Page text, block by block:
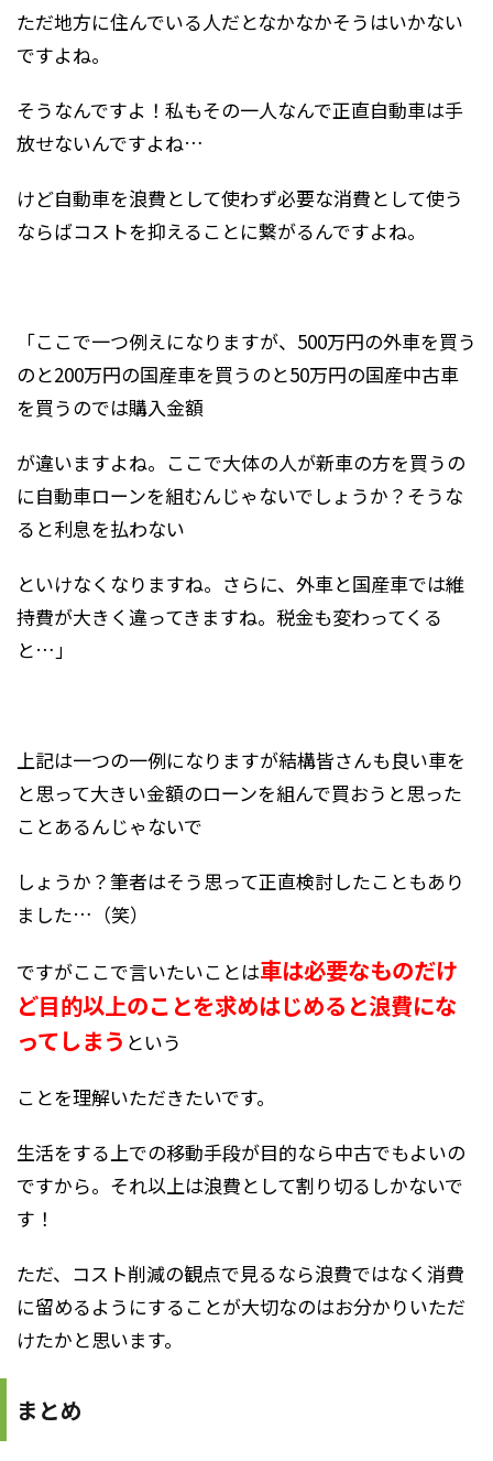
ただ地方に住んでいる人だとなかなかそうはいかない
ですよね。
そうなんですよ！私もその一人なんで正直自動車は手
放せないんですよね…
けど自動車を浪費として使わず必要な消費として使う
ならばコストを抑えることに繋がるんですよね。
「ここで一つ例えになりますが、500万円の外車を買う
のと200万円の国産車を買うのと50万円の国産中古車
を買うのでは購入金額
が違いますよね。ここで大体の人が新車の方を買うの
に自動車ローンを組むんじゃないでしょうか？そうな
ると利息を払わない
といけなくなりますね。さらに、外車と国産車では維
持費が大きく違ってきますね。税金も変わってくる
と…」
上記は一つの一例になりますが結構皆さんも良い車を
と思って大きい金額のローンを組んで買おうと思った
ことあるんじゃないで
しょうか？筆者はそう思って正直検討したこともあり
ました…（笑）
ですがここで言いたいことは車は必要なものだけ
ど目的以上のことを求めはじめると浪費にな
ってしまう という
ことを理解いただきたいです。
生活をする上での移動手段が目的なら中古でもよいの
ですから。それ以上は浪費として割り切るしかないで
す！
ただ、コスト削減の観点で見るなら浪費ではなく消費
に留めるようにすることが大切なのはお分かりいただ
けたかと思います。
まとめ